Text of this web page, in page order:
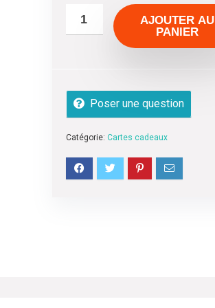
AJOUTER AU
PANIER
Poser une question
Catégorie: Cartes cadeaux